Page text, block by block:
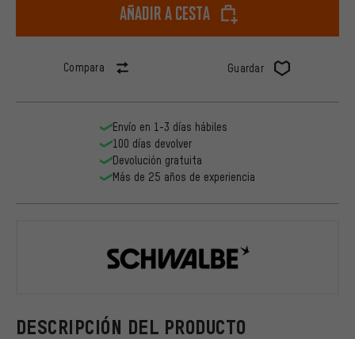
Añadir a cesta
Compara Guardar
DESCRIPCIÓN DEL PRODUCTO
Envío en 1-3 días hábiles
100 días devolver
Devolución gratuita
Más de 25 años de experiencia